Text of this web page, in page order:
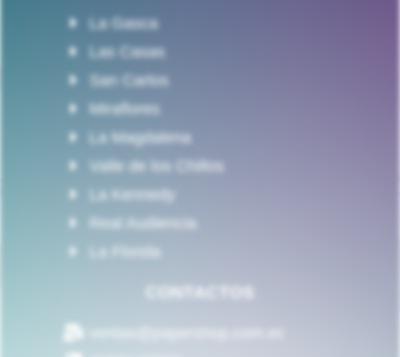
La Gasca
Las Casas
San Carlos
Miraflores
La Magdalena
Valle de los Chillos
La Kennedy
Real Audiencia
La Florida
CONTACTOS